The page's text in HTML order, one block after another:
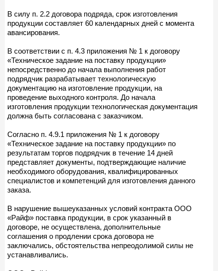
В силу п. 2.2 договора подряда, срок изготовления
продукции составляет 60 календарных дней с момента
авансирования.
В соответствии с п. 4.3 приложения № 1 к договору
«Техническое задание на поставку продукции»
непосредственно до начала выполнения работ
подрядчик разрабатывает технологическую
документацию на изготовление продукции, на
проведение выходного контроля. До начала
изготовления продукции технологическая документация
должна быть согласована с заказчиком.
Согласно п. 4.9.1 приложения № 1 к договору
«Техническое задание на поставку продукции» по
результатам торгов подрядчик в течение 14 дней
представляет документы, подтверждающие наличие
необходимого оборудования, квалифицированных
специалистов и компетенций для изготовления данного
заказа.
В нарушение вышеуказанных условий контракта ООО
«Райф» поставка продукции, в срок указанный в
договоре, не осуществлена, дополнительные
соглашения о продлении срока договора не
заключались, обстоятельства непреодолимой силы не
устанавливались.